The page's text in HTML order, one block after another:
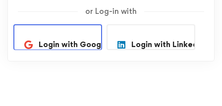
or Log-in with
Login with Google Login with Linkedin